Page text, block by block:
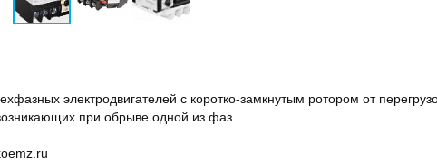
электродвигателей с коротко-замкнутым ротором от
при обрыве одной из фаз.